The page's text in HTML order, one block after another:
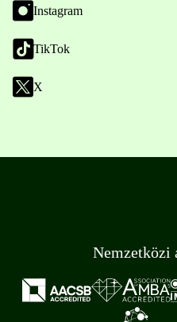
Instagram
TikTok
X
Nemzetközi